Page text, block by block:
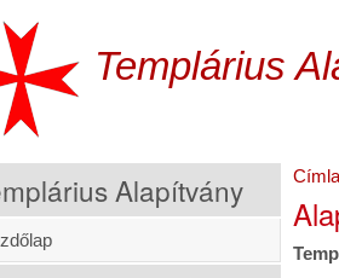
Templárius
Alapítvány